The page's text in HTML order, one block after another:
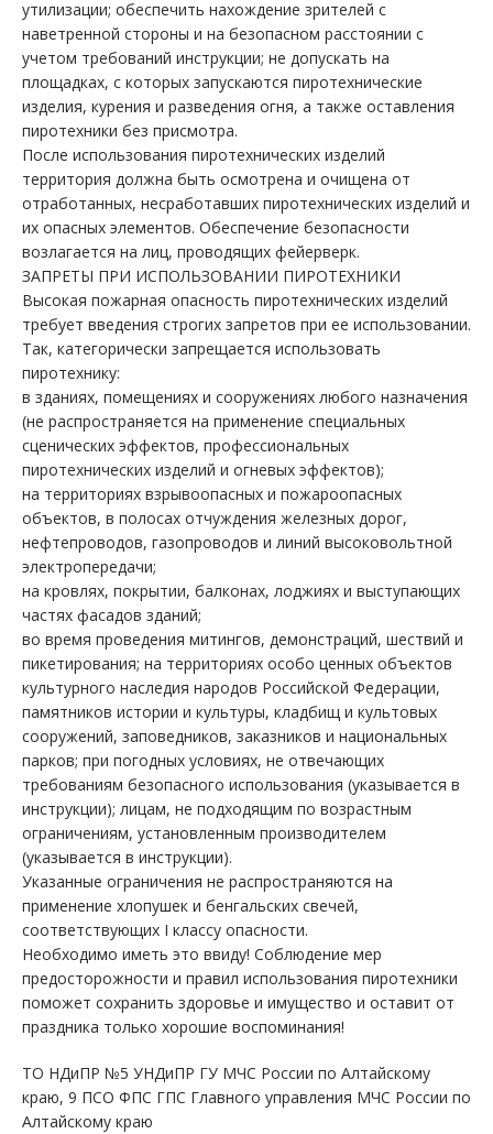
утилизации; обеспечить нахождение зрителей с
наветренной стороны и на безопасном расстоянии с
учетом требований инструкции; не допускать на
площадках, с которых запускаются пиротехнические
изделия, курения и разведения огня, а также оставления
пиротехники без присмотра.
После использования пиротехнических изделий
территория должна быть осмотрена и очищена от
отработанных, несработавших пиротехнических изделий и
их опасных элементов. Обеспечение безопасности
возлагается на лиц, проводящих фейерверк.
ЗАПРЕТЫ ПРИ ИСПОЛЬЗОВАНИИ ПИРОТЕХНИКИ
Высокая пожарная опасность пиротехнических изделий
требует введения строгих запретов при ее использовании.
Так, категорически запрещается использовать
пиротехнику:
в зданиях, помещениях и сооружениях любого назначения
(не распространяется на применение специальных
сценических эффектов, профессиональных
пиротехнических изделий и огневых эффектов);
на территориях взрывоопасных и пожароопасных
объектов, в полосах отчуждения железных дорог,
нефтепроводов, газопроводов и линий высоковольтной
электропередачи;
на кровлях, покрытии, балконах, лоджиях и выступающих
частях фасадов зданий;
во время проведения митингов, демонстраций, шествий и
пикетирования; на территориях особо ценных объектов
культурного наследия народов Российской Федерации,
памятников истории и культуры, кладбищ и культовых
сооружений, заповедников, заказников и национальных
парков; при погодных условиях, не отвечающих
требованиям безопасного использования (указывается в
инструкции); лицам, не подходящим по возрастным
ограничениям, установленным производителем
(указывается в инструкции).
Указанные ограничения не распространяются на
применение хлопушек и бенгальских свечей,
соответствующих I классу опасности.
Необходимо иметь это ввиду! Соблюдение мер
предосторожности и правил использования пиротехники
поможет сохранить здоровье и имущество и оставит от
праздника только хорошие воспоминания!
ТО НДиПР №5 УНДиПР ГУ МЧС России по Алтайскому
краю, 9 ПСО ФПС ГПС Главного управления МЧС России по
Алтайскому краю